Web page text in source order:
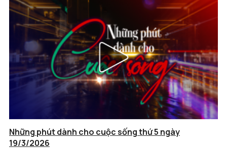
Những phút dành cho cuộc sống thứ 5 ngày
19/3/2026